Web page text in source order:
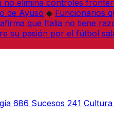
no elimina controles
de Ayuso ◆ Funcionarios
que Italia no tiene
su pasión por el fútbol
686 Sucesos 241 Cultura